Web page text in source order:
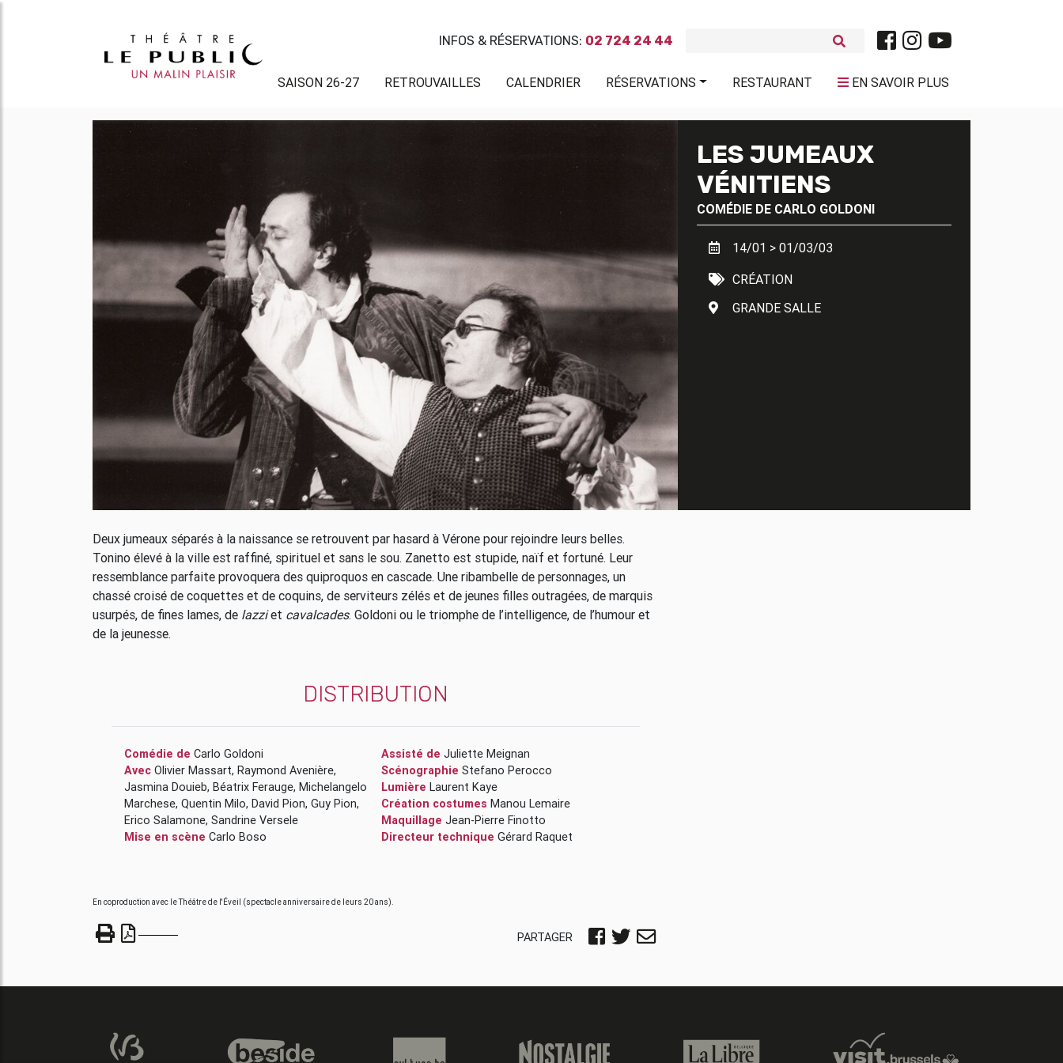
INFOS & RÉSERVATIONS: 02 724 24 44
SAISON 26-27 RETROUVAILLES CALENDRIER RÉSERVATIONS RESTAURANT EN SAVOIR PLUS
LES JUMEAUX
VÉNITIENS
COMÉDIE DE CARLO GOLDONI
14/01 > 01/03/03
CRÉATION
GRANDE SALLE
Deux jumeaux séparés à la naissance se retrouvent par hasard à Vérone pour rejoindre leurs belles.
Tonino élevé à la ville est raffiné, spirituel et sans le sou. Zanetto est stupide, naïf et fortuné. Leur
ressemblance parfaite provoquera des quiproquos en cascade. Une ribambelle de personnages, un
chassé croisé de coquettes et de coquins, de serviteurs zélés et de jeunes filles outragées, de marquis
usurpés, de fines lames, de lazziet cavalcades. Goldoni ou le triomphe de l’intelligence, de l’humour et
de la jeunesse.
DISTRIBUTION
Comédie de Carlo Goldoni
Avec Olivier Massart, Raymond Avenière,
Jasmina Douieb, Béatrix Ferauge, Michelangelo
Marchese, Quentin Milo, David Pion, Guy Pion,
Erico Salamone, Sandrine Versele
Mise en scène Carlo Boso
Assisté de Juliette Meignan
Scénographie Stefano Perocco
Lumière Laurent Kaye
Création costumes Manou Lemaire
Maquillage Jean-Pierre Finotto
Directeur technique Gérard Raquet
En coproduction avec le Théâtre de l'Éveil (spectacle anniversaire de leurs 20 ans).
PARTAGER